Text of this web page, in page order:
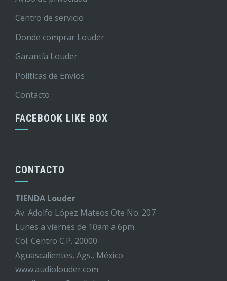
Centro de servicio
Donde comprar Louder
Garantía Louder
Políticas de Envíos
Contacto
FACEBOOK LIKE BOX
CONTACTO
TIENDA Louder
Av. Adolfo López Mateos Ote No. 207
Lunes a viernes de 10am a 6pm
Col. Centro C.P. 20000
Aguascalientes, Ags., México
www.audiolouder.com